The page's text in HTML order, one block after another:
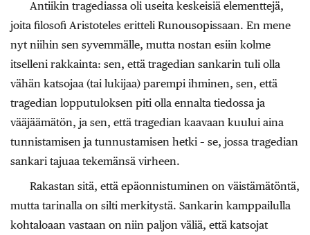
Antiikin tragediassa oli useita keskeisiä elementtejä,
joita filosofi Aristoteles eritteli Runousopissaan. En mene
nyt niihin sen syvemmälle, mutta nostan esiin kolme
itselleni rakkainta: sen, että tragedian sankarin tuli olla
vähän katsojaa (tai lukijaa) parempi ihminen, sen, että
tragedian lopputuloksen piti olla ennalta tiedossa ja
vääjäämätön, ja sen, että tragedian kaavaan kuului aina
tunnistamisen ja tunnustamisen hetki – se, jossa tragedian
sankari tajuaa tekemänsä virheen.
Rakastan sitä, että epäonnistuminen on väistämätöntä,
mutta tarinalla on silti merkitystä. Sankarin kamppailulla
kohtaloaan vastaan on niin paljon väliä, että katsojat